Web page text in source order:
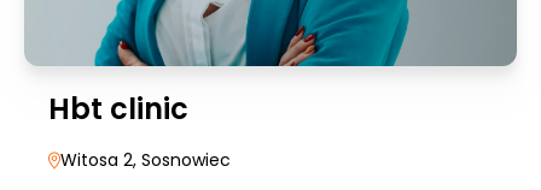
Hbt clinic
Witosa 2, Sosnowiec